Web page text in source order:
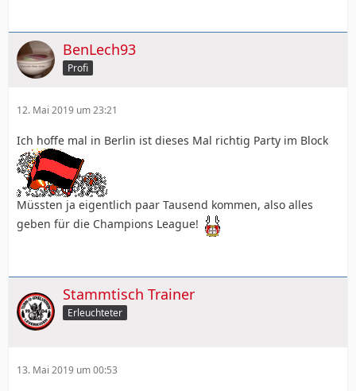
BenLech93
Profi
12. Mai 2019 um 23:21
Ich hoffe mal in Berlin ist dieses Mal richtig Party im Block
Müssten ja eigentlich paar Tausend kommen, also alles
geben für die Champions League!
Stammtisch Trainer
Erleuchteter
13. Mai 2019 um 00:53